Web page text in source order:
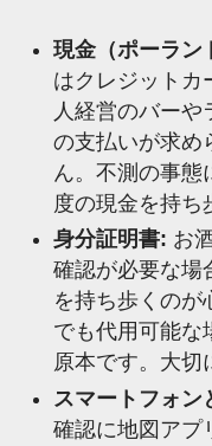
現金（ポーラン
はクレジットカ
人経営のバー
の支払いが求め
ん。不測の事態
度の現金を持ち
身分証明書: お
確認が必要な場
を持ち歩くのが
でも代用可能な
原本です。大切
スマートフォン
確認に地図アプ